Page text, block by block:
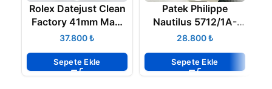
Rolex Datejust Clean
Factory 41mm Mavi
Kadran 904L Jubile
ETA
₺
Sepete Ekle
Patek Philippe
Nautilus 5712/1A-
001 V1₺
Sepete Ekle